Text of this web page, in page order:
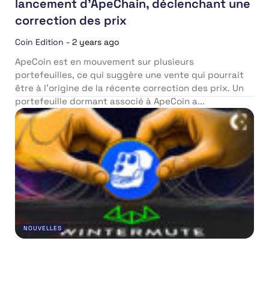
lancement d’ApeChain, déclenchant une
correction des prix
Coin Edition - 2 years ago
ApeCoin est en mouvement sur plusieurs
portefeuilles, ce qui suggère une vente qui pourrait
être à l’origine de la récente correction des prix. Un
portefeuille dormant associé à ApeCoin a...
NOUVELLES